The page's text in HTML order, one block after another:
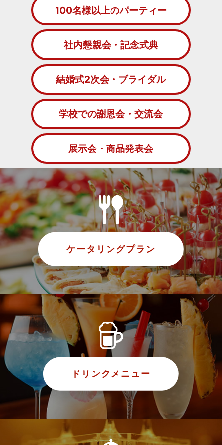
100名様以上のパーティー
社内懇親会・記念式典
結婚式2次会・ブライダル
学校での謝恩会・交流会
展示会・商品発表会
ケータリングプラン
ドリンクメニュー